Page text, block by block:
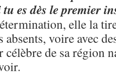
es dès le premier
elle la
absents, voire avec
célèbre de sa région